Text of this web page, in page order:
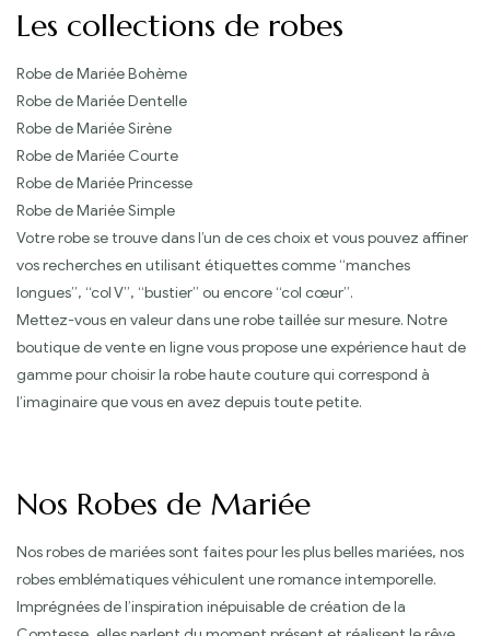
Les collections de robes
Robe de Mariée Bohème
Robe de Mariée Dentelle
Robe de Mariée Sirène
Robe de Mariée Courte
Robe de Mariée Princesse
Robe de Mariée Simple
Votre robe se trouve dans l’un de ces choix et vous pouvez affiner
vos recherches en utilisant étiquettes comme “manches
longues”, “col V”, “bustier” ou encore “col cœur”.
Mettez-vous en valeur dans une robe taillée sur mesure. Notre
boutique de vente en ligne vous propose une expérience haut de
gamme pour choisir la robe haute couture qui correspond à
l’imaginaire que vous en avez depuis toute petite.
Nos Robes de Mariée
Nos robes de mariées sont faites pour les plus belles mariées, nos
robes emblématiques véhiculent une romance intemporelle.
Imprégnées de l’inspiration inépuisable de création de la